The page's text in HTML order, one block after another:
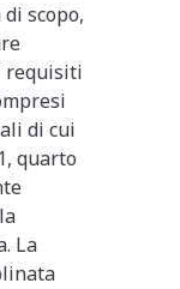
scopo,
requisiti
di cui
quarto
La